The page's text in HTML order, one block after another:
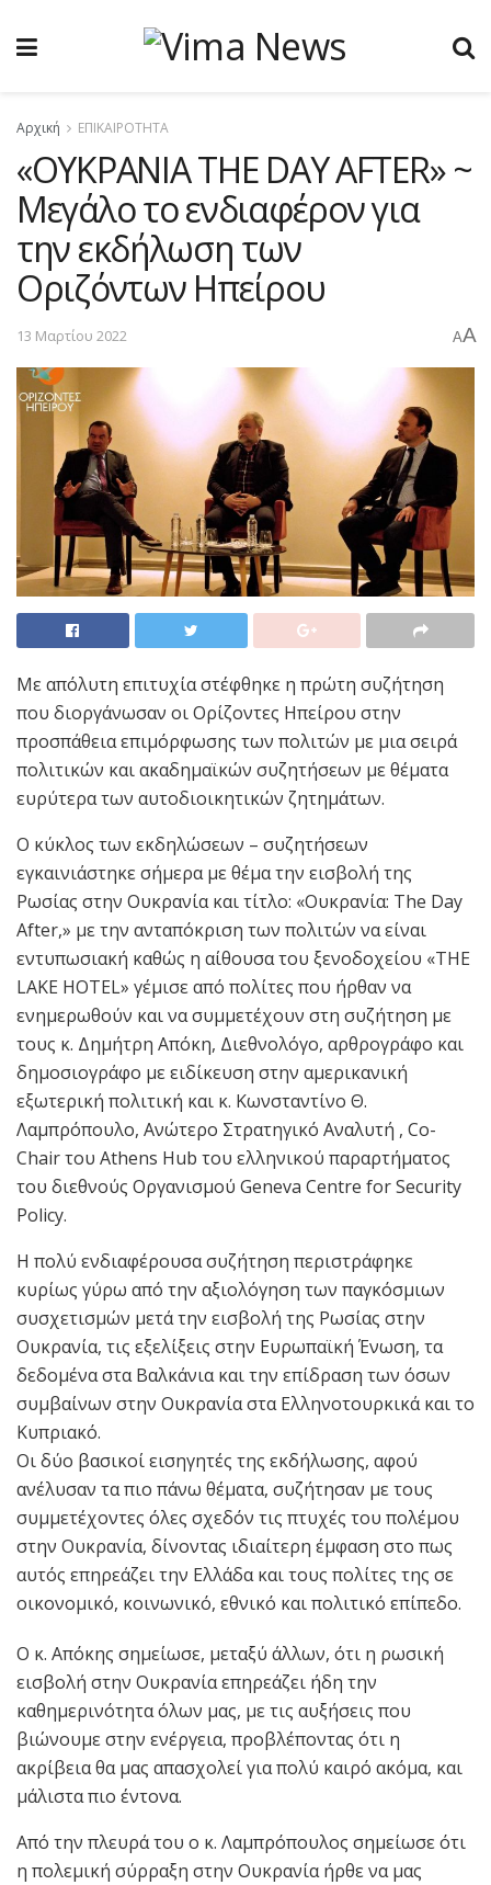
Αρχική ΕΠΙΚΑΙΡΟΤΗΤΑ
«ΟΥΚΡΑΝΙΑ THE DAY AFTER» ~
Μεγάλο το ενδιαφέρον για
την εκδήλωση των
Οριζόντων Ηπείρου
13 Μαρτίου 2022 AA
Με απόλυτη επιτυχία στέφθηκε η πρώτη συζήτηση
που διοργάνωσαν οι Ορίζοντες Ηπείρου στην
προσπάθεια επιμόρφωσης των πολιτών με μια σειρά
πολιτικών και ακαδημαϊκών συζητήσεων με θέματα
ευρύτερα των αυτοδιοικητικών ζητημάτων.
Ο κύκλος των εκδηλώσεων – συζητήσεων
εγκαινιάστηκε σήμερα με θέμα την εισβολή της
Ρωσίας στην Ουκρανία και τίτλο: «Ουκρανία: The Day
After,» με την ανταπόκριση των πολιτών να είναι
εντυπωσιακή καθώς η αίθουσα του ξενοδοχείου «THE
LAKE HOTEL» γέμισε από πολίτες που ήρθαν να
ενημερωθούν και να συμμετέχουν στη συζήτηση με
τους κ. Δημήτρη Απόκη, Διεθνολόγο, αρθρογράφο και
δημοσιογράφο με ειδίκευση στην αμερικανική
εξωτερική πολιτική και κ. Κωνσταντίνο Θ.
Λαμπρόπουλο, Ανώτερο Στρατηγικό Αναλυτή , Co-
Chair του Athens Hub του ελληνικού παραρτήματος
του διεθνούς Οργανισμού Geneva Centre for Security
Policy.
Η πολύ ενδιαφέρουσα συζήτηση περιστράφηκε
κυρίως γύρω από την αξιολόγηση των παγκόσμιων
συσχετισμών μετά την εισβολή της Ρωσίας στην
Ουκρανία, τις εξελίξεις στην Ευρωπαϊκή Ένωση, τα
δεδομένα στα Βαλκάνια και την επίδραση των όσων
συμβαίνων στην Ουκρανία στα Ελληνοτουρκικά και το
Κυπριακό.
Οι δύο βασικοί εισηγητές της εκδήλωσης, αφού
ανέλυσαν τα πιο πάνω θέματα, συζήτησαν με τους
συμμετέχοντες όλες σχεδόν τις πτυχές του πολέμου
στην Ουκρανία, δίνοντας ιδιαίτερη έμφαση στο πως
αυτός επηρεάζει την Ελλάδα και τους πολίτες της σε
οικονομικό, κοινωνικό, εθνικό και πολιτικό επίπεδο.
Ο κ. Απόκης σημείωσε, μεταξύ άλλων, ότι η ρωσική
εισβολή στην Ουκρανία επηρεάζει ήδη την
καθημερινότητα όλων μας, με τις αυξήσεις που
βιώνουμε στην ενέργεια, προβλέποντας ότι η
ακρίβεια θα μας απασχολεί για πολύ καιρό ακόμα, και
μάλιστα πιο έντονα.
Από την πλευρά του ο κ. Λαμπρόπουλος σημείωσε ότι
η πολεμική σύρραξη στην Ουκρανία ήρθε να μας